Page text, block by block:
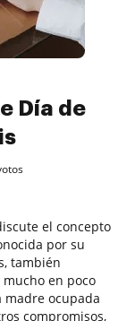
Día de
el concepto
por su
también
en poco
ocupada
compromisos,